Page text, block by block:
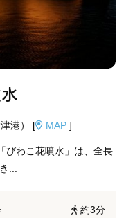
港） [ MAP]
びわこ花噴水」は、全長
...
約3分